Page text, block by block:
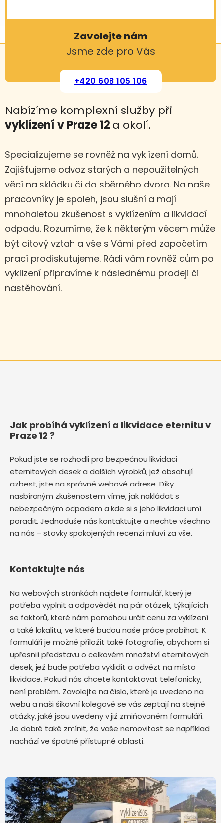
Zavolejte nám
Jsme zde pro Vás
+420 608 105 106
Nabízíme komplexní služby při
vyklízení v Praze 12 a okolí.
Specializujeme se rovněž na vyklízení domů.
Zajišťujeme odvoz starých a nepoužitelných
věcí na skládku či do sběrného dvora. Na naše
pracovníky je spoleh, jsou slušní a mají
mnohaletou zkušenost s vyklízením a likvidací
odpadu. Rozumíme, že k některým věcem může
být citový vztah a vše s Vámi před započetím
prací prodiskutujeme. Rádi vám rovněž dům po
vyklizení připravíme k následnému prodeji či
nastěhování.
Jak probíhá vyklízení a likvidace eternitu v
Praze 12 ?
Pokud jste se rozhodli pro bezpečnou likvidaci
eternitových desek a dalších výrobků, jež obsahují
azbest, jste na správné webové adrese. Díky
nasbíraným zkušenostem víme, jak nakládat s
nebezpečným odpadem a kde si s jeho likvidací umí
poradit. Jednoduše nás kontaktujte a nechte všechno
na nás – stovky spokojených recenzí mluví za vše.
Kontaktujte nás
Na webových stránkách najdete formulář, který je
potřeba vyplnit a odpovědět na pár otázek, týkajících
se faktorů, které nám pomohou určit cenu za vyklízení
a také lokalitu, ve které budou naše práce probíhat. K
formuláři je možné přiložit také fotografie, abychom si
upřesnili představu o celkovém množství eternitových
desek, jež bude potřeba vyklidit a odvézt na místo
likvidace. Pokud nás chcete kontaktovat telefonicky,
není problém. Zavolejte na číslo, které je uvedeno na
webu a naši šikovní kolegové se vás zeptají na stejné
otázky, jaké jsou uvedeny v již zmiňovaném formuláři.
Je dobré také zmínit, že vaše nemovitost se například
nachází ve špatně přístupné oblasti.